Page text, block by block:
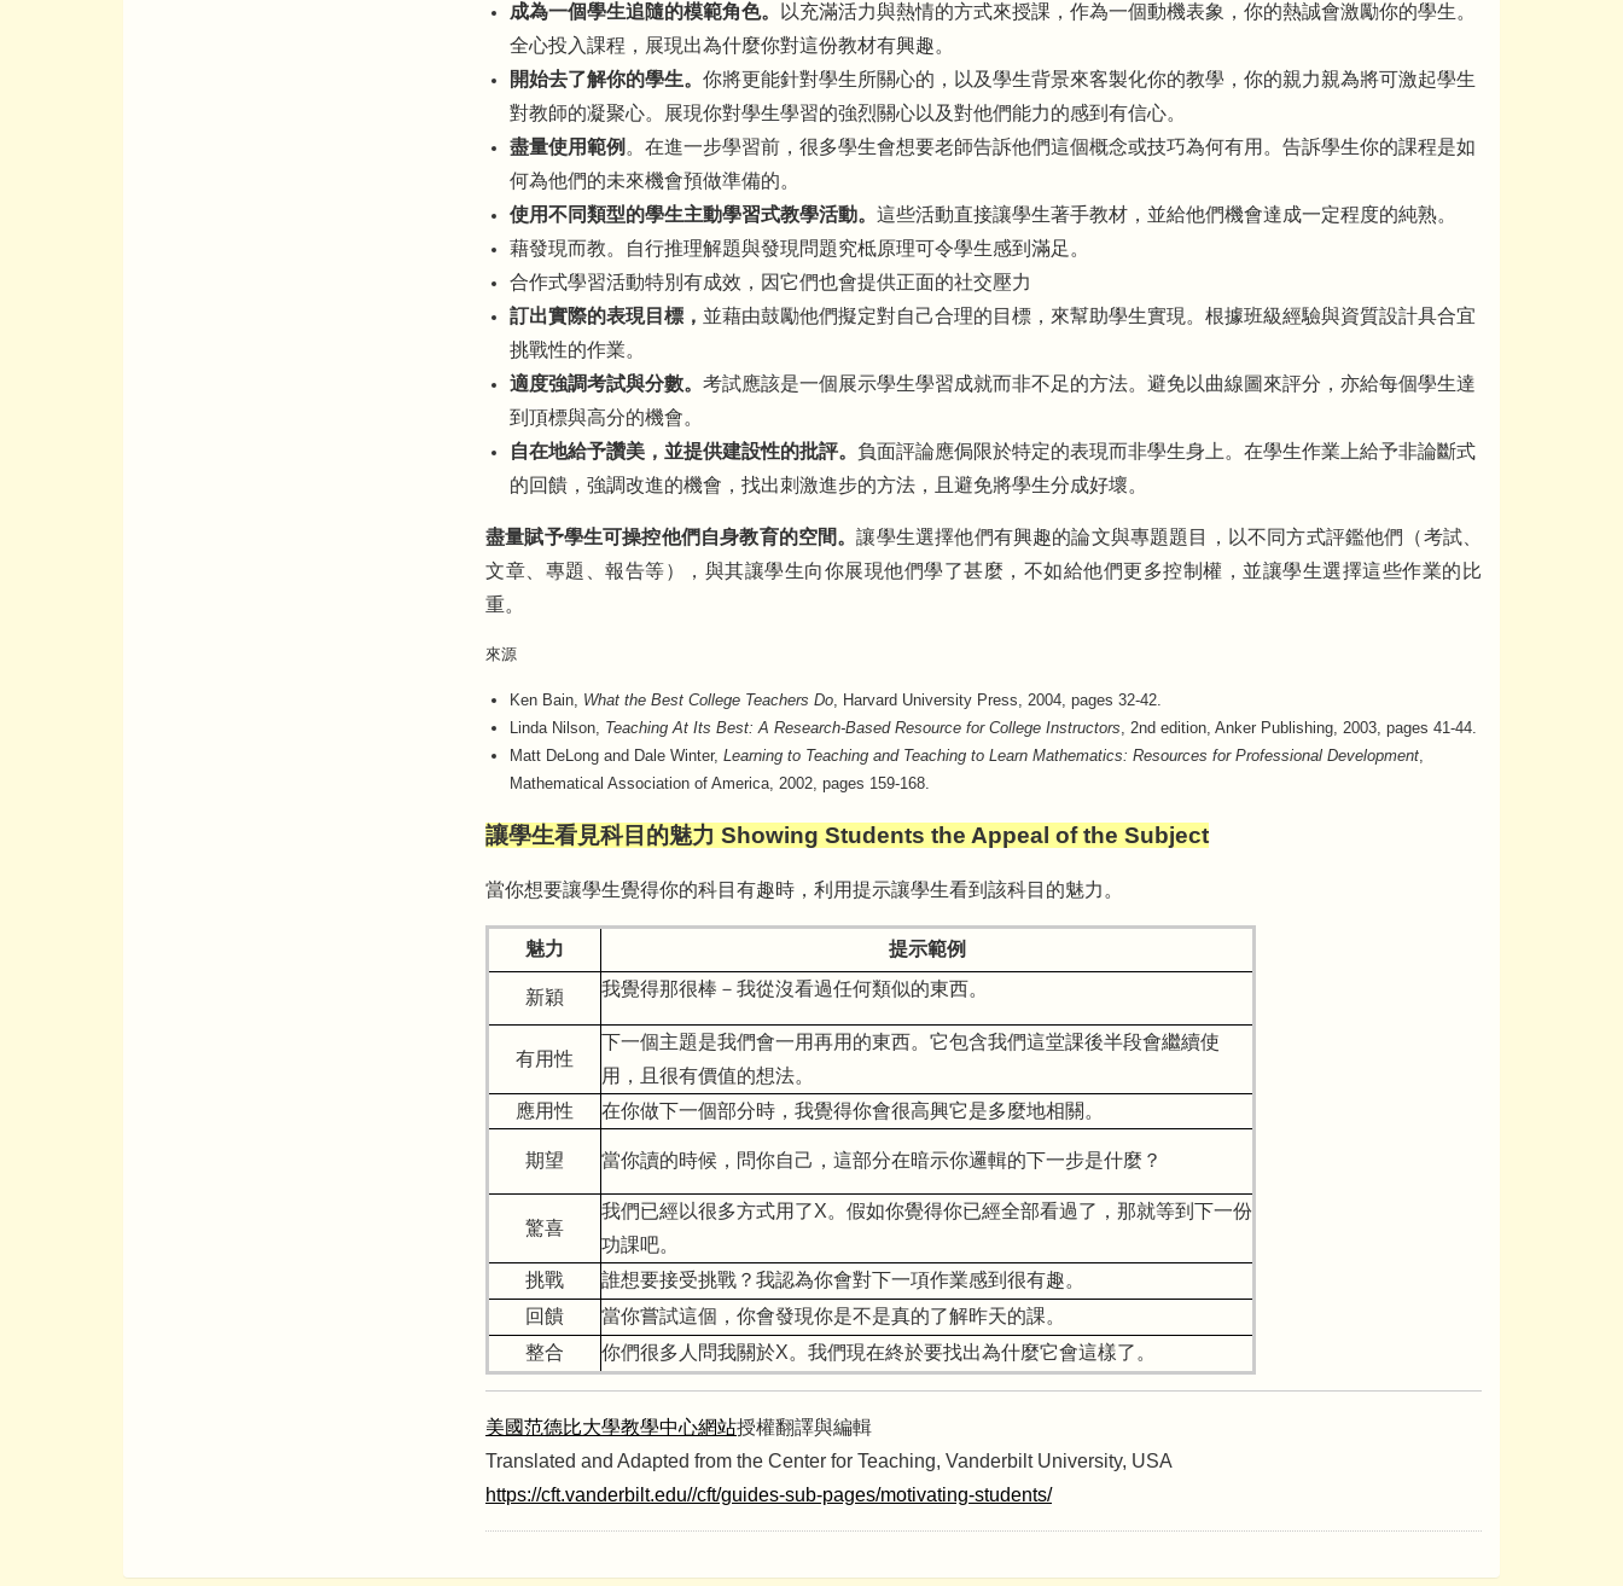
成為一個學生追隨的模範角色。
以充滿活力與熱情的方式來授課，作為一個動機表象，你的熱誠會激勵你的學生。
全心投入課程，展現出為什麼你對這份教材有興趣。
開始去了解你的學生。 你將更能針對學生所關心的，以及學生背景來客製化你的教學，你的親力親為將可激起學生
對教師的凝聚心。展現你對學生學習的強烈關心以及對他們能力的感到有信心。
盡量使用範例 。在進一步學習前，很多學生會想要老師告訴他們這個概念或技巧為何有用。告訴學生你的課程是如
何為他們的未來機會預做準備的。
使用不同類型的學生主動學習式教學活動。 這些活動直接讓學生著手教材，並給他們機會達成一定程度的純熟。
藉發現而教。自行推理解題與發現問題究柢原理可令學生感到滿足。
合作式學習活動特別有成效，因它們也會提供正面的社交壓力
訂出實際的表現目標， 並藉由鼓勵他們擬定對自己合理的目標，來幫助學生實現。根據班級經驗與資質設計具合宜
挑戰性的作業。
適度強調考試與分數。 考試應該是一個展示學生學習成就而非不足的方法。避免以曲線圖來評分，亦給每個學生達
到頂標與高分的機會。
自在地給予讚美，並提供建設性的批評。 負面評論應侷限於特定的表現而非學生身上。在學生作業上給予非論斷式
的回饋，強調改進的機會，找出刺激進步的方法，且避免將學生分成好壞。
盡量賦予學生可操控他們自身教育的空間。讓學生選擇他們有興趣的論文與專題題目，以不同方式評鑑他們（考試、
文章、專題、報告等），與其讓學生向你展現他們學了甚麼，不如給他們更多控制權，並讓學生選擇這些作業的比
重。
來源
Ken Bain, What the Best College Teachers Do, Harvard University Press, 2004, pages 32-42.
Linda Nilson, Teaching At Its Best: A Research-Based Resource for College Instructors, 2nd edition, Anker Publishing, 2003, pages 41-44.
Matt DeLong and Dale Winter, Learning to Teaching and Teaching to Learn Mathematics: Resources for Professional Development,
Mathematical Association of America, 2002, pages 159-168.
讓學生看見科目的魅力 Showing Students the Appeal of the Subject
當你想要讓學生覺得你的科目有趣時，利用提示讓學生看到該科目的魅力。
魅力 提示範例
新穎 我覺得那很棒－我從沒看過任何類似的東西。
有用性
下一個主題是我們會一用再用的東西。它包含我們這堂課後半段會繼續使
用，且很有價值的想法。
應用性
在你做下一個部分時，我覺得你會很高興它是多麼地相關。
期望 當你讀的時候，問你自己，這部分在暗示你邏輯的下一步是什麼？
驚喜
我們已經以很多方式用了X。假如你覺得你已經全部看過了，那就等到下一份
功課吧。
挑戰
誰想要接受挑戰？我認為你會對下一項作業感到很有趣。
回饋
當你嘗試這個，你會發現你是不是真的了解昨天的課。
整合
你們很多人問我關於X。我們現在終於要找出為什麼它會這樣了。
美國范德比大學教學中心網站授權翻譯與編輯
Translated and Adapted from the Center for Teaching, Vanderbilt University, USA
https://cft.vanderbilt.edu//cft/guides-sub-pages/motivating-students/